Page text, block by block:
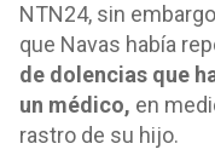
NTN24, sin
que Navas había
de dolencias que
un médico, en
rastro de su hijo.